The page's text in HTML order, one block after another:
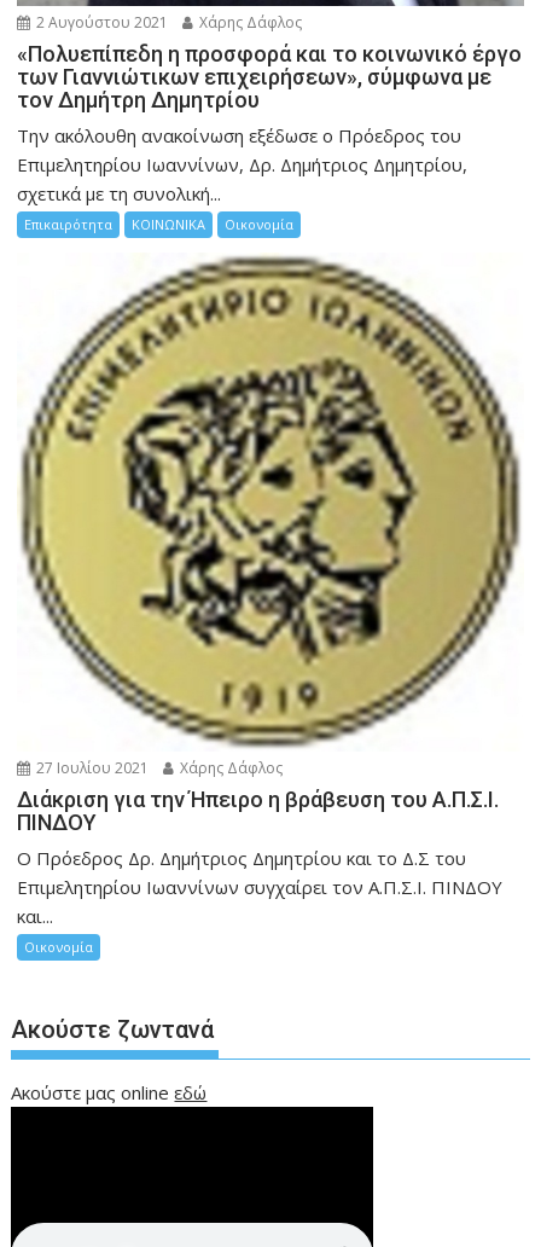
2 Αυγούστου 2021 Χάρης Δάφλος
«Πολυεπίπεδη η προσφορά και το κοινωνικό έργο
των Γιαννιώτικων επιχειρήσεων», σύμφωνα με
τον Δημήτρη Δημητρίου
Την ακόλουθη ανακοίνωση εξέδωσε ο Πρόεδρος του
Επιμελητηρίου Ιωαννίνων, Δρ. Δημήτριος Δημητρίου,
σχετικά με τη συνολική...
Επικαιρότητα ΚΟΙΝΩΝΙΚΑ Οικονομία
27 Ιουλίου 2021 Χάρης Δάφλος
Διάκριση για την Ήπειρο η βράβευση του Α.Π.Σ.Ι.
ΠΙΝΔΟΥ
Ο Πρόεδρος Δρ. Δημήτριος Δημητρίου και το Δ.Σ του
Επιμελητηρίου Ιωαννίνων συγχαίρει τον Α.Π.Σ.Ι. ΠΙΝΔΟΥ
και...
Οικονομία
Ακούστε ζωντανά
Ακούστε μας onlineεδώ